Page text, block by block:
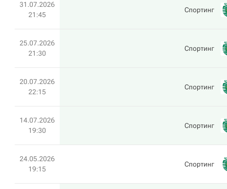
31.07.2026
21:45
Спортинг
25.07.2026
21:30
Спортинг
20.07.2026
22:15
Спортинг
14.07.2026
19:30
Спортинг
24.05.2026
19:15
Спортинг